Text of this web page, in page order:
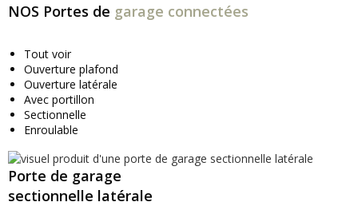
NOS Portes de garage connectées
Tout voir
Ouverture plafond
Ouverture latérale
Avec portillon
Sectionnelle
Enroulable
Porte de garage
sectionnelle latérale